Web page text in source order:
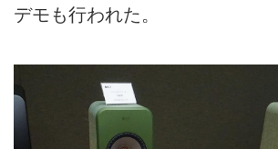
デモも行われた。